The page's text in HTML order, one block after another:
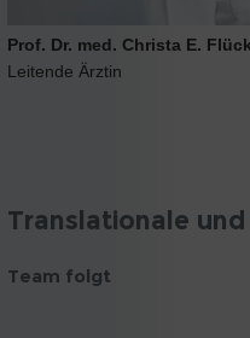
Prof. Dr. med. Christa E. Flück
Leitende Ärztin
Translationale
Team folgt